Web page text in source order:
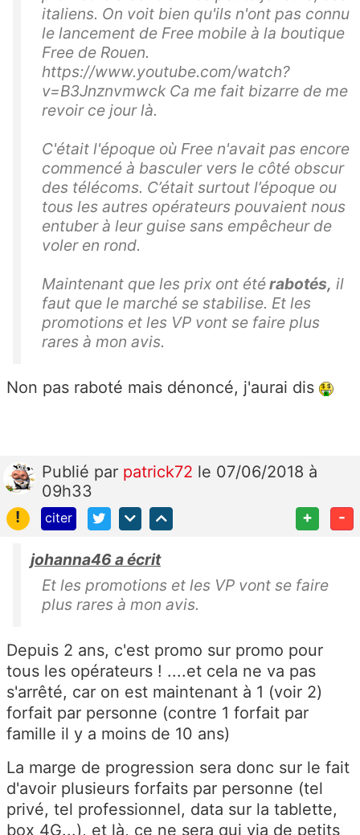
italiens. On voit bien qu'ils n'ont pas connu
le lancement de Free mobile à la boutique
Free de Rouen.
https://www.youtube.com/watch?
v=B3Jnznvmwck Ca me fait bizarre de me
revoir ce jour là.
C'était l'époque où Free n'avait pas encore
commencé à basculer vers le côté obscur
des télécoms. C’était surtout l’époque ou
tous les autres opérateurs pouvaient nous
entuber à leur guise sans empêcheur de
voler en rond.
Maintenant que les prix ont étérabotés, il
faut que le marché se stabilise. Et les
promotions et les VP vont se faire plus
rares à mon avis.
Non pas raboté mais dénoncé, j'aurai dis
Publié par patrick72 le 07/06/2018 à
09h33
!
citer + -
johanna46 a écrit
Et les promotions et les VP vont se faire
plus rares à mon avis.
Depuis 2 ans, c'est promo sur promo pour
tous les opérateurs ! ....et cela ne va pas
s'arrêté, car on est maintenant à 1 (voir 2)
forfait par personne (contre 1 forfait par
famille il y a moins de 10 ans)
La marge de progression sera donc sur le fait
d'avoir plusieurs forfaits par personne (tel
privé, tel professionnel, data sur la tablette,
box 4G...), et là, ce ne sera qui via de petits